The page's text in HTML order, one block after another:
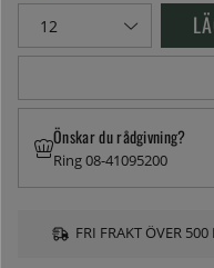
Önskar du rådgivning?
Ring 08-41095200
FRI FRAKT ÖVER 500